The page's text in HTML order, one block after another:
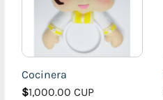
Cocinera
$1,000.00 CUP